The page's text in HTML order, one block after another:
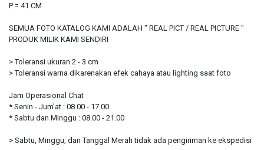
P = 41 CM
SEMUA FOTO KATALOG KAMI ADALAH " REAL PICT / REAL PICTURE "
PRODUK MILIK KAMI SENDIRI
> Toleransi ukuran 2 - 3 cm
> Toleransi warna dikarenakan efek cahaya atau lighting saat foto
Jam Operasional Chat
* Senin - Jum'at : 08.00 - 17.00
* Sabtu dan Minggu : 08.00 - 21.00
> Sabtu, Minggu, dan Tanggal Merah tidak ada pengiriman ke ekspedisi